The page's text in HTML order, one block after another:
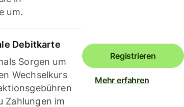
um.
Debitkarte
Sorgen um
Wechselkurs
Zahlungen im
Registrieren
Mehr erfahren